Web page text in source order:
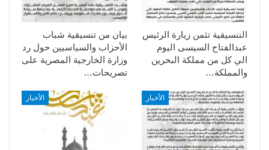
بيان من تنسيقية شباب
الأحزاب والسياسيين حول رد
وزارة الخارجية المصرية على
تصريحات…
التنسيقية تثمن زيارة الرئيس
عبدالفتاح السيسى اليوم
الي كل من مملكة البحرين
والمملكة…
الأخبار الأخبار